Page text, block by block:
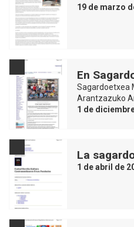
19 de marzo
En
Sagardoetxea
Arantzazuko
1 de
La
1 de abril de